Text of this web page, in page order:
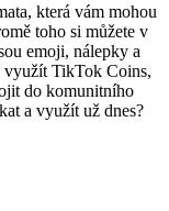
která vám mohou
toho si můžete v
emoji, nálepky a
využít TikTok Coins,
do komunitního
a využít už dnes?